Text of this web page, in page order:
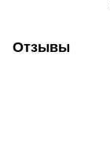
Отзывы